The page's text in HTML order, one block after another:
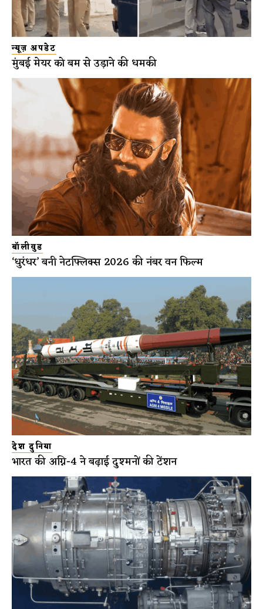
न्यूज़ अपडेट
मुंबई मेयर को बम से उड़ाने की धमकी
बॉलीवुड
‘धुरंधर’ बनी नेटफ्लिक्स 2026 की नंबर वन फिल्म
देश दुनिया
भारत की अग्नि-4 ने बढ़ाई दुश्मनों की टेंशन